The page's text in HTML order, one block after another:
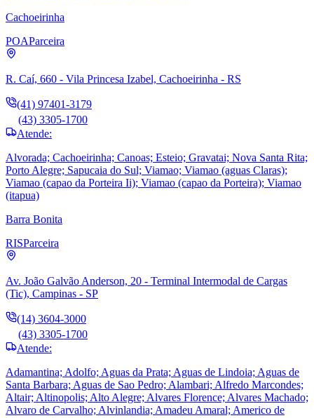
Cachoeirinha
POAParceira
R. Caí, 660 - Vila Princesa Izabel, Cachoeirinha - RS
(41) 97401-3179
(43) 3305-1700
Atende:
Alvorada; Cachoeirinha; Canoas; Esteio; Gravatai; Nova Santa Rita;
Porto Alegre; Sapucaia do Sul; Viamao; Viamao (aguas Claras);
Viamao (capao da Porteira Ii); Viamao (capao da Porteira); Viamao
(itapua)
Barra Bonita
RISParceira
Av. João Galvão Anderson, 20 - Terminal Intermodal de Cargas
(Tic), Campinas - SP
(14) 3604-3000
(43) 3305-1700
Atende:
Adamantina; Adolfo; Aguas da Prata; Aguas de Lindoia; Aguas de
Santa Barbara; Aguas de Sao Pedro; Alambari; Alfredo Marcondes;
Altair; Altinopolis; Alto Alegre; Alvares Florence; Alvares Machado;
Alvaro de Carvalho; Alvinlandia; Amadeu Amaral; Americo de